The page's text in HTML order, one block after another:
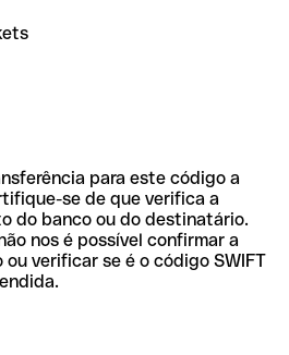
para este código a
se de que verifica a
do banco ou do destinatário.
nos é possível confirmar a
verificar se é o código SWIFT